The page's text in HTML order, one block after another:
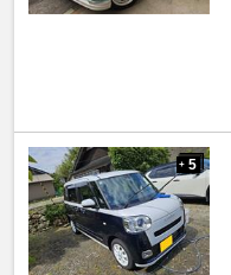
+ 5